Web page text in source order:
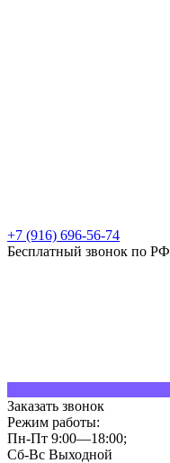
+7 (916) 696-56-74
Бесплатный звонок по РФ
Заказать звонок
Режим работы:
Пн-Пт 9:00—18:00;
Сб-Вс Выходной